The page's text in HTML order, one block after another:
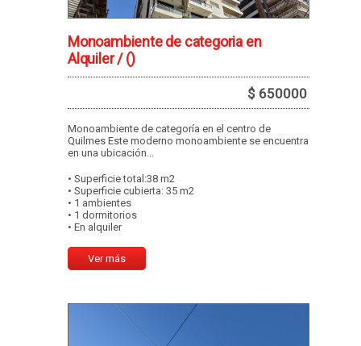
Monoambiente de categoria en
Alquiler /()
$ 650000
Monoambiente de categoría en el centro de
Quilmes Este moderno monoambiente se encuentra
en una ubicación...
• Superficie total:38 m2
• Superficie cubierta: 35 m2
• 1 ambientes
• 1 dormitorios
• En alquiler
Ver más